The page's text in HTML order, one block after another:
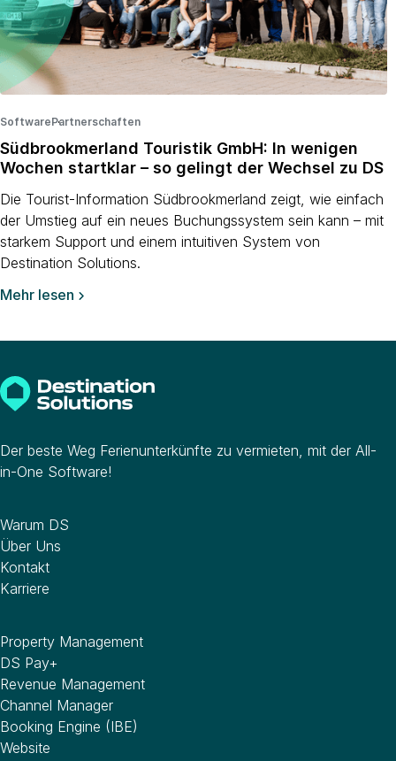
Software ·
Partnerschaften
Südbrookmerland Touristik GmbH: In wenigen
Wochen startklar – so gelingt der Wechsel zu DS
Die Tourist-Information Südbrookmerland zeigt, wie einfach
der Umstieg auf ein neues Buchungssystem sein kann – mit
starkem Support und einem intuitiven System von
Destination Solutions.
Mehr lesen 
Der beste Weg Ferienunterkünfte zu vermieten, mit der All-
in-One Software!
Warum DS
Über Uns
Kontakt
Karriere
Property Management
DS Pay+
Revenue Management
Channel Manager
Booking Engine (IBE)
Website